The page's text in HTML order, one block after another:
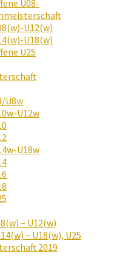
U08-
U12(w)
U18(w)
U25
U8w
U12w
U18w
– U12(w)
– U18(w), U25
2019